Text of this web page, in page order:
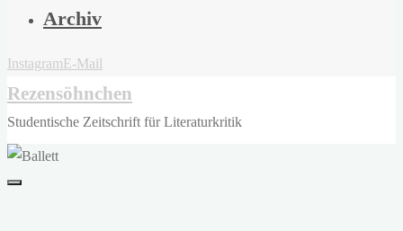
Archiv
InstagramE-Mail
Rezensöhnchen
Studentische Zeitschrift für Literaturkritik